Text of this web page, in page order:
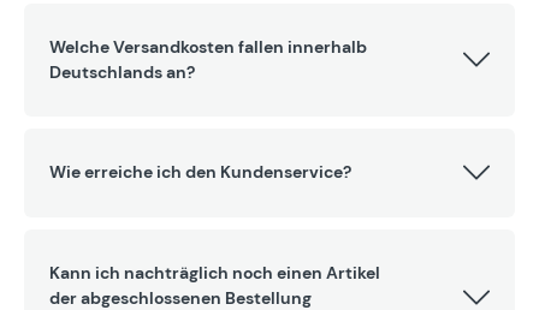
Welche Versandkosten fallen innerhalb
Deutschlands an?
Wie erreiche ich den Kundenservice?
Kann ich nachträglich noch einen Artikel
der abgeschlossenen Bestellung